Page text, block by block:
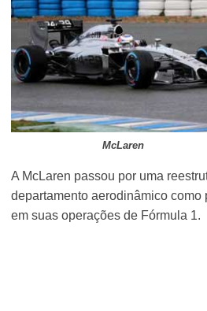
McLaren
A McLaren passou por uma
departamento aerodinâmico como
em suas operações de Fórmula 1.